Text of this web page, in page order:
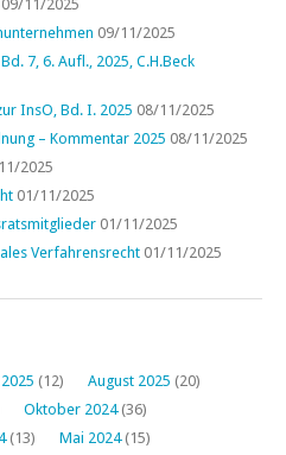
09/11/2025
09/11/2025
7, 6. Aufl., 2025, C.H.Beck
InsO, Bd. I. 2025 08/11/2025
– Kommentar 2025 08/11/2025
2025
01/11/2025
01/11/2025
Verfahrensrecht 01/11/2025
(12) August 2025 (20)
Oktober 2024(36)
(13) Mai 2024(15)